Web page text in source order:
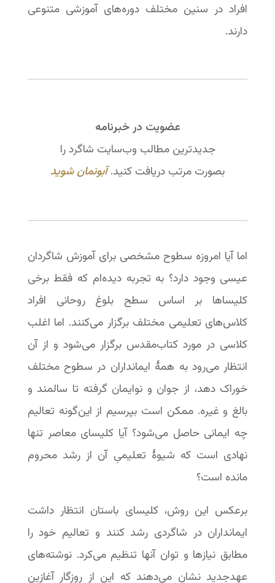
افراد در سنین مختلف دوره‌های آموزشی متنوعی
دارند.
عضویت در خبرنامه
جدیدترین مطالب وب‌سایت شاگرد را
بصورت مرتب دریافت کنید.آبونمان شوید
اما آیا امروزه سطوح مشخصی برای آموزش شاگردان
عیسی وجود دارد؟ به تجربه دیده‌ام که فقط برخی
کلیساها بر اساس سطح بلوغ روحانی افراد
کلاس‌های تعلیمی مختلف برگزار می‌کنند. اما اغلب
کلاسی در مورد کتاب‌مقدس برگزار می‌شود و از آن
انتظار می‌رود به همۀ ایمانداران در سطوح مختلف
خوراک دهد، از جوان و نوایمان گرفته تا سالمند و
بالغ و غیره. ممکن است بپرسیم از این‌گونه تعالیم
چه ایمانی حاصل می‌شود؟ آیا کلیسای معاصر تنها
نهادی است که شیوۀ تعلیمیِ آن از رشد محروم
مانده است؟
برعکس این روش، کلیسای باستان انتظار داشت
ایمانداران در شاگردی رشد کنند و تعالیم خود را
مطابق نیازها و توان آنها تنظیم می‌کرد. نوشته‌های
عهدجدید نشان می‌دهند که این از روزگار آغازین